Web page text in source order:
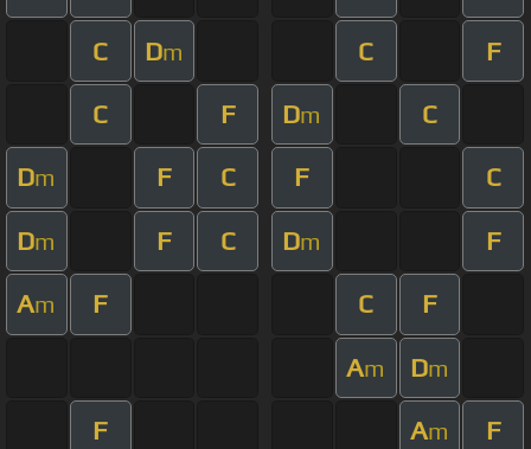
C Dm C F
C F Dm C
Dm F C F C
Dm F C Dm F
Am F C F
Am Dm
F Am F